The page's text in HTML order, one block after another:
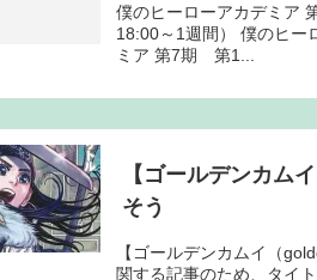
僕のヒーローアカデミア
18:00～1週間） 僕のヒー
ミア 第7期 第1...
【ゴールデンカム
そう
【ゴールデンカムイ（
関する記事のため、タイ